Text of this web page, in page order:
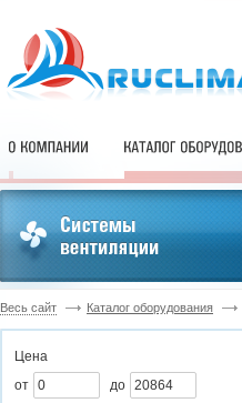
Весь сайт Каталог оборудования
Цена
от
до